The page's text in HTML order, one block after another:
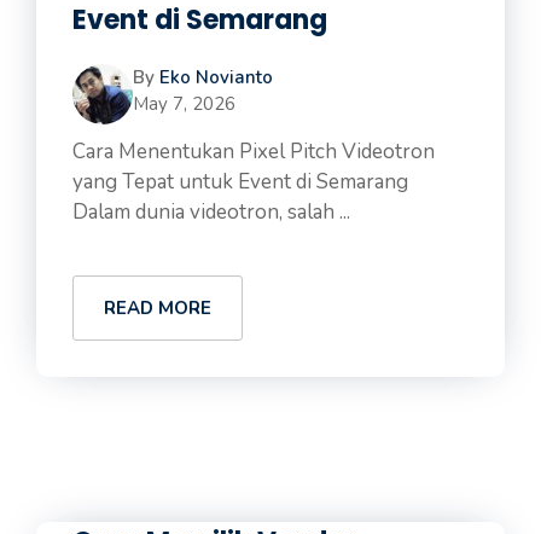
Event di Semarang
By Eko Novianto
May 7, 2026
Cara Menentukan Pixel Pitch Videotron
yang Tepat untuk Event di Semarang
Dalam dunia videotron, salah ...
READ MORE